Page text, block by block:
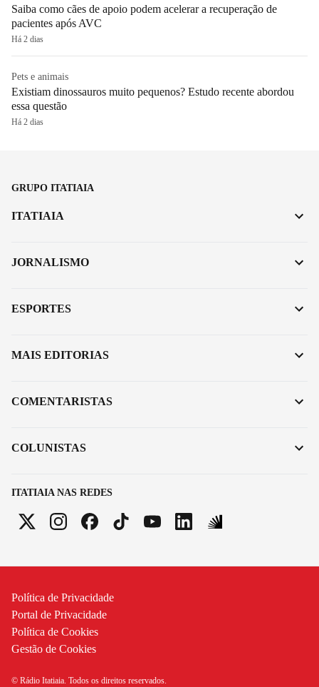
Saiba como cães de apoio podem acelerar a recuperação de
pacientes após AVC
Há 2 dias
Pets e animais
Existiam dinossauros muito pequenos? Estudo recente abordou
essa questão
Há 2 dias
GRUPO ITATIAIA
ITATIAIA NAS REDES
ITATIAIA
JORNALISMO
ESPORTES
MAIS EDITORIAS
COMENTARISTAS
COLUNISTAS
Política de Privacidade
Portal de Privacidade
Política de Cookies
Gestão de Cookies
© Rádio Itatiaia. Todos os direitos reservados.